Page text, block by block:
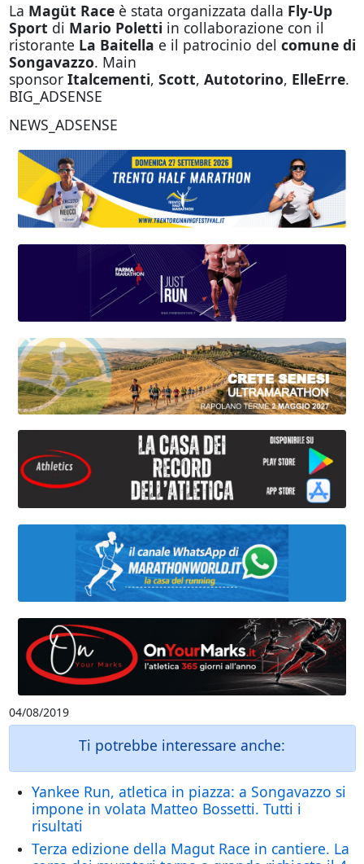
La Magüt Raceè stata organizzata dalla Fly-Up
Sport di Mario Poletti in collaborazione con il
ristorante La Baitella e il patrocinio del comune di
Songavazzo. Main
sponsor Italcementi, Scott, Autotorino, ElleErre.
BIG_ADSENSE
NEWS_ADSENSE
04/08/2019
Ti potrebbe interessare anche:
Yankee Run, atletica in piazza: a Songavazzo si
impone in volata Matteo Bossetti. Tutti i
risultati
Terza edizione della Magut Race in cantiere. La